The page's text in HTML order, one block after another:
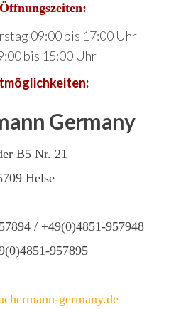
09:00 bis 17:00 Uhr
bis 15:00 Uhr
B5 Nr. 21
Helse
/ +49(0)4851-957948
957895
germany.de